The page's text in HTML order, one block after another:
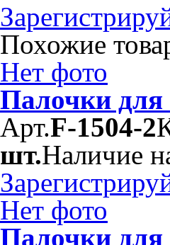
Похожие
Нет фото
Палочки
Арт.F-1504-2
шт.Наличие
Нет фото
Палочки